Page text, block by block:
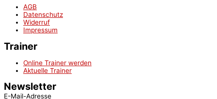
AGB
Datenschutz
Widerruf
Impressum
Trainer
Online Trainer werden
Aktuelle Trainer
Newsletter
E-Mail-Adresse